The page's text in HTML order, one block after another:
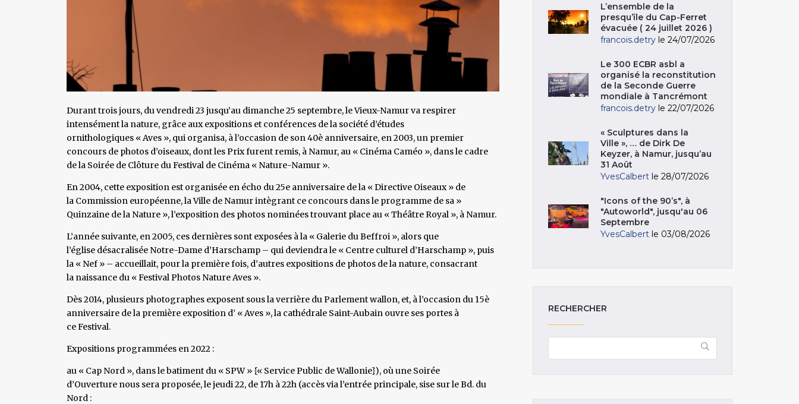
Durant trois jours, du vendredi 23 jusqu’au dimanche 25 septembre, le Vieux-Namur va respirer
intensément la nature, grâce aux expositions et conférences de la société d’études
ornithologiques « Aves », qui organisa, à l’occasion de son 40è anniversaire, en 2003, un premier
concours de photos d’oiseaux, dont les Prix furent remis, à Namur, au « Cinéma Caméo », dans le cadre
de la Soirée de Clôture du Festival de Cinéma « Nature-Namur ».
En 2004, cette exposition est organisée en écho du 25e anniversaire de la « Directive Oiseaux » de
la Commission européenne, la Ville de Namur intègrant ce concours dans le programme de sa »
Quinzaine de la Nature », l’exposition des photos nominées trouvant place au « Théâtre Royal », à Namur.
L’année suivante, en 2005, ces dernières sont exposées à la « Galerie du Beffroi », alors que
l’église désacralisée Notre-Dame d’Harschamp – qui deviendra le « Centre culturel d’Harschamp », puis
la « Nef » – accueillait, pour la première fois, d’autres expositions de photos de la nature, consacrant
la naissance du « Festival Photos Nature Aves ».
Dès 2014, plusieurs photographes exposent sous la verrière du Parlement wallon, et, à l’occasion du 15è
anniversaire de la première exposition d’ « Aves », la cathédrale Saint-Aubain ouvre ses portes à
ce Festival.
Expositions programmées en 2022 :
au « Cap Nord », dans le batiment du « SPW » {« Service Public de Wallonie}), où une Soirée
d’Ouverture nous sera proposée, le jeudi 22, de 17h à 22h (accès via l’entrée principale, sise sur le Bd. du
Nord :
L’ensemble de la
presqu’île du Cap-Ferret
évacuée ( 24 juillet 2026 )
francois.detry le 24/07/2026
Le 300 ECBR asbl a
organisé la reconstitution
de la Seconde Guerre
mondiale à Tancrémont
francois.detry le 22/07/2026
« Sculptures dans la
Ville », … de Dirk De
Keyzer, à Namur, jusqu’au
31 Août
YvesCalbert le 28/07/2026
"Icons of the 90’s", à
"Autoworld", jusqu'au 06
Septembre
YvesCalbert le 03/08/2026
RECHERCHER